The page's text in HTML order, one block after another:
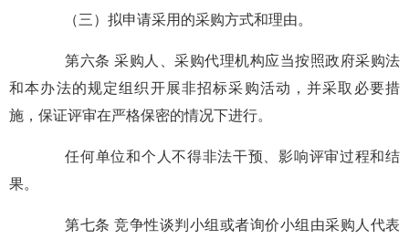
（三）拟申请采用的采购方式和理由。
第六条 采购人、采购代理机构应当按照政府采购法
和本办法的规定组织开展非招标采购活动，并采取必要措
施，保证评审在严格保密的情况下进行。
任何单位和个人不得非法干预、影响评审过程和结
果。
第七条 竞争性谈判小组或者询价小组由采购人代表